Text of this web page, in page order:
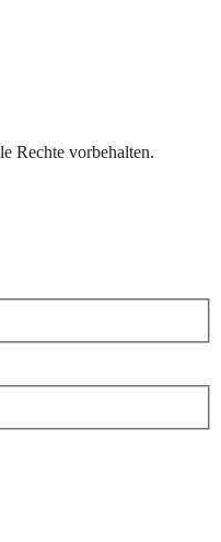
Rechte vorbehalten.